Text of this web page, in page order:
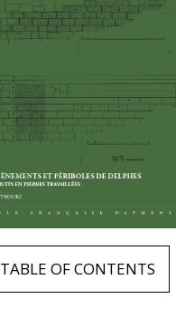
TABLE OF CONTENTS